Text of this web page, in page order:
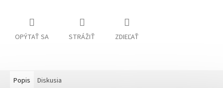
OPÝTAŤ SA STRÁŽIŤ ZDIEĽAŤ
Popis Diskusia